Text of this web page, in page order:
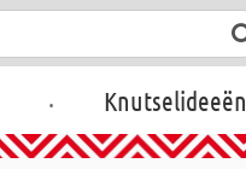
. Knutselideeën